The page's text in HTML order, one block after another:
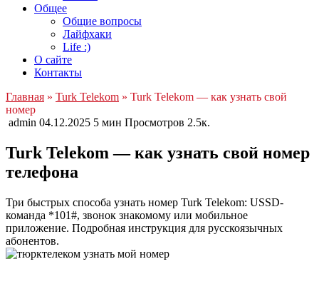
Общее
Общие вопросы
Лайфхаки
Life :)
О сайте
Контакты
Главная » Turk Telekom » Turk Telekom — как узнать свой
номер
admin 04.12.2025 5 мин Просмотров 2.5к.
Turk Telekom — как узнать свой номер
телефона
Три быстрых способа узнать номер Turk Telekom: USSD-
команда *101#, звонок знакомому или мобильное
приложение. Подробная инструкция для русскоязычных
абонентов.